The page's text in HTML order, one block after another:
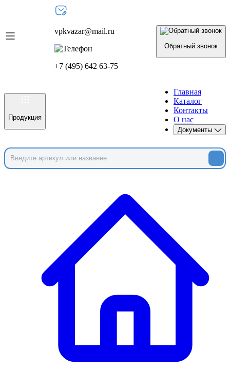
vpkvazar@mail.ru
+7 (495) 642 63-75
Обратный звонок
Продукция
Главная
Каталог
Контакты
О нас
Документы